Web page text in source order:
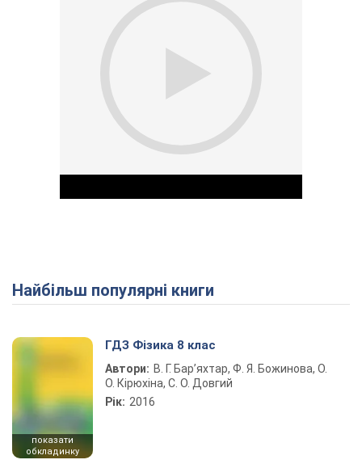
Play Video
Найбільш популярні книги
показати
обкладинку
ГДЗ Фізика 8 клас
Автори: В. Г. Бар’яхтар, Ф. Я. Божинова, О.
О. Кірюхіна, С. О. Довгий
Рік: 2016